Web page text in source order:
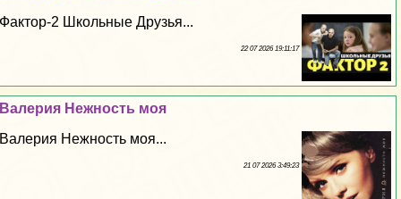
Фактор-2 Школьные Друзья...
22 07 2026 19:11:17
Валерия Нежность моя
Валерия Нежность моя...
21 07 2026 3:49:23